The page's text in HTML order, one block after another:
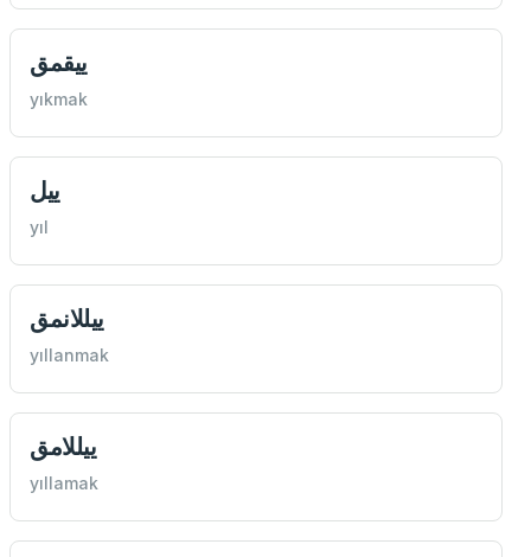
ییقمق
yıkmak
ییل
yıl
ییللانمق
yıllanmak
ییللامق
yıllamak